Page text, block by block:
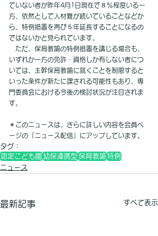
ていない者が昨年4月1日現在で８％程度いる一
方、依然として人材難が続いていることなどか
ら、特例措置を再び５年延長することになるの
ではないかと見られています。
ただ、保育教諭の特例措置を講じる場合も、
いずれか一方の免許・資格しか有しない者につ
いては、主幹保育教諭に就くことを制限すると
いった条件が新たに課される可能性もあり、専
門委員会における今後の検討状況が注目されま
す。
＊このニュースは、さらに詳しい内容を会員ペ
ージの「ニュース配信」にアップしています。
タグ：
認定こども園 幼保連携型 保育教諭 特例
ニュース
最新記事 すべて表示